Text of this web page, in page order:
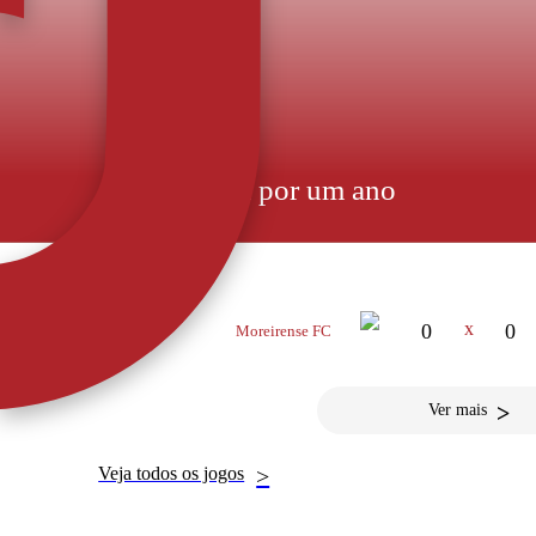
André Sousa por um ano
Lateral esquerdo chegou, assinou e treinou. Jogava no FC Paços de
concorrente interno de Leonardo Rivas. O lateral
jogador de 28 anos, nado e criado em Setúbal e no
PRÓXIMO JOGO
16 MAI 2026
Moreirense FC 0 x 0
Ver mais >
Veja todos os jogos >